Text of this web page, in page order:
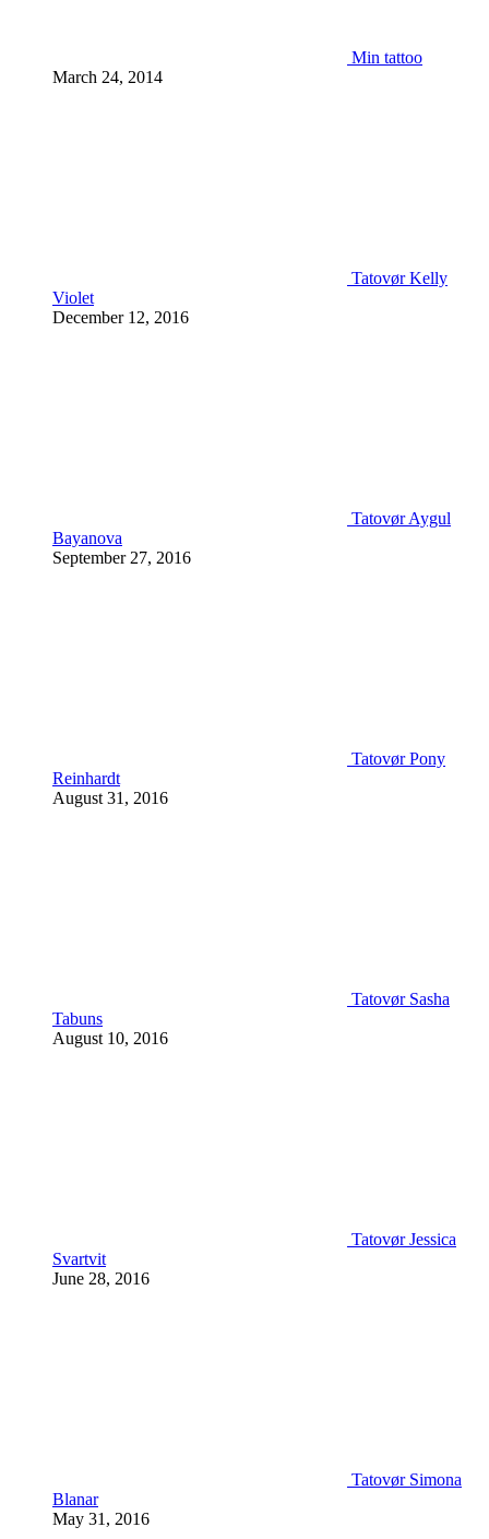
Min tattoo
March 24, 2014
Tatovør Kelly
Violet
December 12, 2016
Tatovør Aygul
Bayanova
September 27, 2016
Tatovør Pony
Reinhardt
August 31, 2016
Tatovør Sasha
Tabuns
August 10, 2016
Tatovør Jessica
Svartvit
June 28, 2016
Tatovør Simona
Blanar
May 31, 2016